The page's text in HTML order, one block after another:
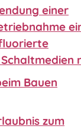
einer
Bauen
zum